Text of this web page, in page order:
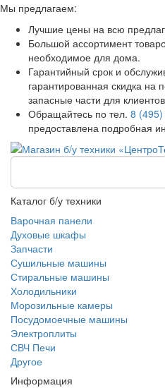
Мы предлагаем:
Лучшие цены на всю
Большой ассортимент
необходимое для дома.
Гарантийный срок и
гарантированная скидка
запасные части для
Обращайтесь по тел. 8
предоставлена подробная
Каталог б/у техники
Варочная панели
Духовые шкафы
Запчасти
Сушильные машины
Стиральные машины
Холодильники
Морозильные камеры
Посудомоечные машины
Электроплиты
СВЧ Печи
Другое
Информация